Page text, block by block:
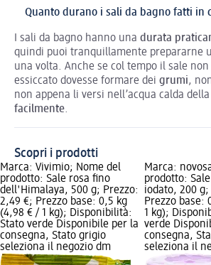
Quanto durano i sali da bagno fatti in
I sali da bagno hanno una durata
quindi puoi tranquillamente prepararne
una volta. Anche se col tempo il sale
essiccato dovesse formare dei grumi,
non appena li versi nell’acqua calda della
facilmente.
Scopri i prodotti
Marca: Vivimio; Nome del
prodotto: Sale rosa fino
dell'Himalaya, 500 g; Prezzo:
2,49 €; Prezzo base: 0,5 kg
(4,98 € / 1 kg); Disponibilità:
Stato verde Disponibile per la
consegna, Stato grigio
seleziona il negozio dm
Marca:
prodotto:
iodato, 200
Prezzo base:
1 kg);
verde
consegna,
seleziona il